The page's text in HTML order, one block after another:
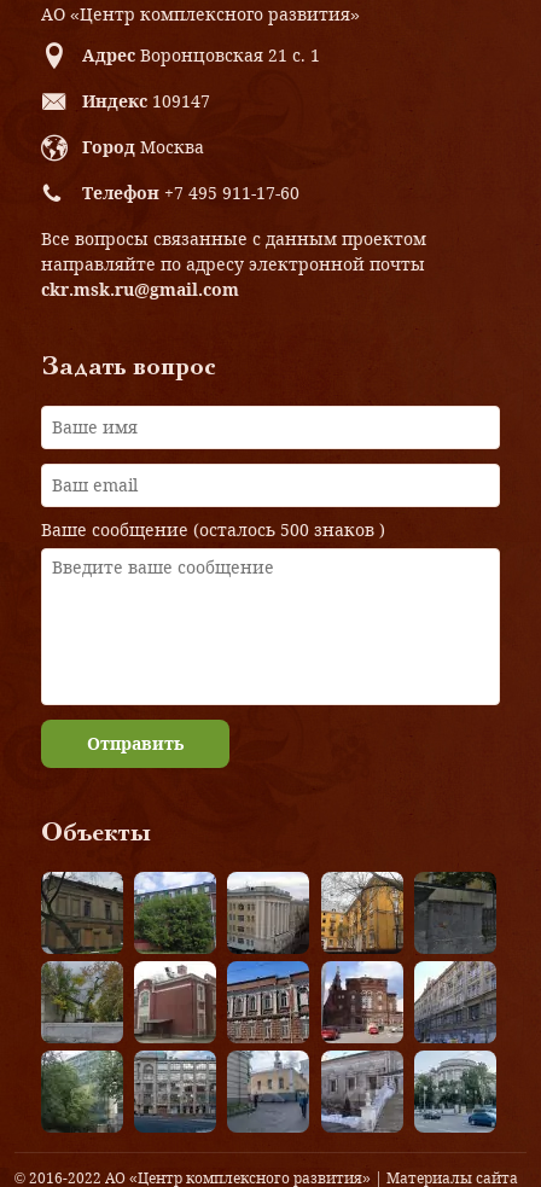
АО «Центр комплексного развития»
Адрес Воронцовская 21 с. 1
Индекс 109147
Город Москва
Телефон +7 495 911-17-60
Все вопросы связанные с данным проектом
направляйте по адресу электронной почты
ckr.msk.ru@gmail.com
Задать вопрос
Ваше сообщение (осталось 500 знаков )
Отправить
Объекты
© 2016-2022 АО «Центр комплексного развития» | Материалы сайта